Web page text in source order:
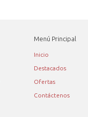
Menú Principal
Inicio
Destacados
Ofertas
Contáctenos